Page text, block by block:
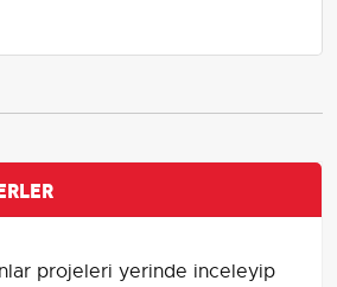
projeleri yerinde inceleyip